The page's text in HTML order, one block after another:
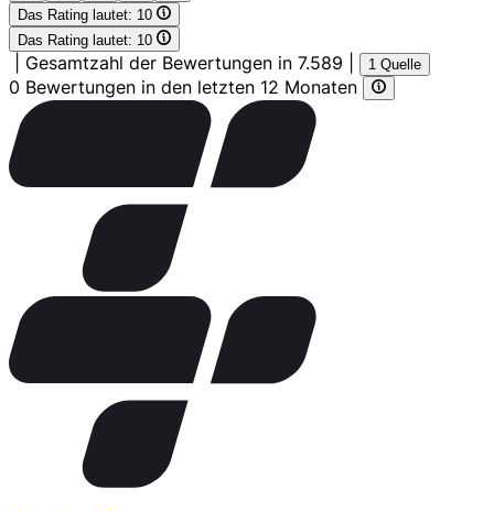
Das Rating lautet: 10
Das Rating lautet: 10
Gesamtzahl der Bewertungen in 7.589 1 Quelle
0 Bewertungen in den letzten 12 Monaten